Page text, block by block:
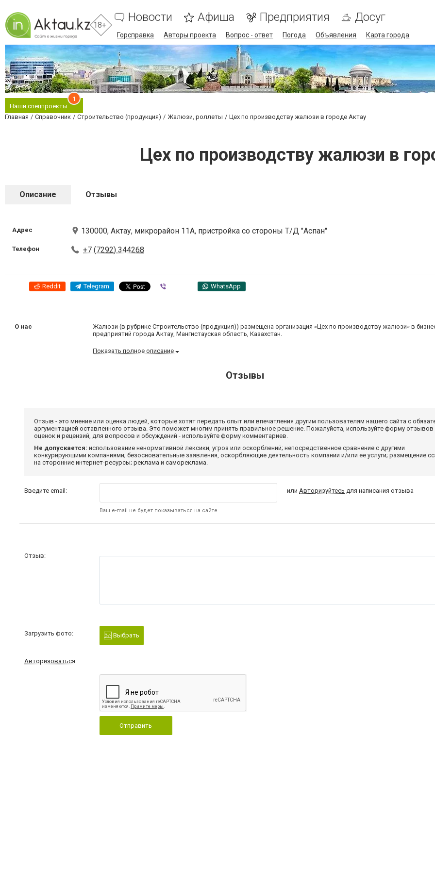
18+
Новости Афиша Предприятия Досуг
Горсправка Авторы проекта Вопрос - ответ Погода Объявления Карта города
Наши спецпроекты
1
Главная Справочник Строительство (продукция) Жалюзи, роллеты Цех по производству жалюзи в городе Актау
Цех по производству жалюзи в
Описание Отзывы
Адрес 130000, Актау, микрорайон 11А, пристройка со стороны Т/Д "Аспан"
Телефон +7 (7292) 344268
Reddit Telegram WhatsApp
О нас
Жалюзи (в рубрике Строительство (продукция)) размещена организация «Цех по производству жалюзи» в
предприятий города Актау, Мангистауская область, Казахстан.
Показать полное описание
Отзывы
Отзыв - это мнение или оценка людей, которые хотят передать опыт или впечатления другим пользователям нашего сайта с
аргументацией оставленного отзыва. Это поможет многим принять правильное решение. Пожалуйста, используйте форму отзывов
оценок и рецензий, для вопросов и обсуждений - используйте форму комментариев.
Не допускается: использование ненормативной лексики, угроз или оскорблений; непосредственное сравнение с другими
конкурирующими компаниями; безосновательные заявления, оскорбляющие деятельность компании и/или ее услуги; размещение
на сторонние интернет-ресурсы; реклама и самореклама.
Введите email:
Ваш e-mail не будет показываться на сайте
или Авторизуйтесь для написания отзыва
Отзыв:
Загрузить фото: Выбрать
Авторизоваться
Отправить